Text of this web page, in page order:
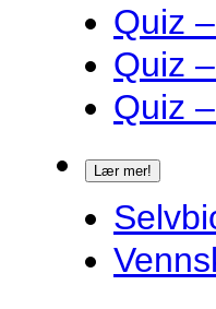
Quiz
Quiz
Quiz
Lær mer!